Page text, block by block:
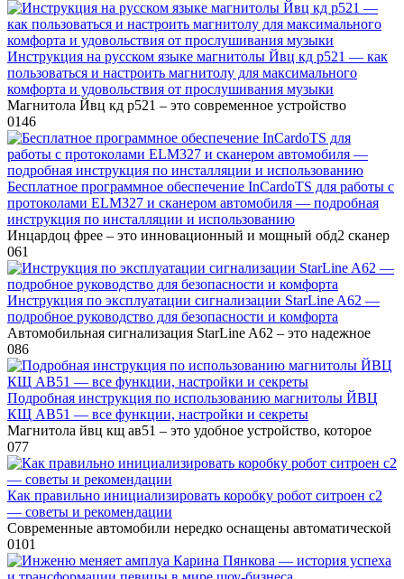
Инструкция на русском языке магнитолы Йвц кд р521 — как
пользоваться и настроить магнитолу для максимального
комфорта и удовольствия от прослушивания музыки
Магнитола Йвц кд р521 – это современное устройство
0146
Бесплатное программное обеспечение InCardoTS для работы с
протоколами ELM327 и сканером автомобиля — подробная
инструкция по инсталляции и использованию
Инцардоц фрее – это инновационный и мощный обд2 сканер
061
Инструкция по эксплуатации сигнализации StarLine A62 —
подробное руководство для безопасности и комфорта
Автомобильная сигнализация StarLine A62 – это надежное
086
Подробная инструкция по использованию магнитолы ЙВЦ
КЩ АВ51 — все функции, настройки и секреты
Магнитола йвц кщ ав51 – это удобное устройство, которое
077
Как правильно инициализировать коробку робот ситроен с2
— советы и рекомендации
Современные автомобили нередко оснащены автоматической
0101